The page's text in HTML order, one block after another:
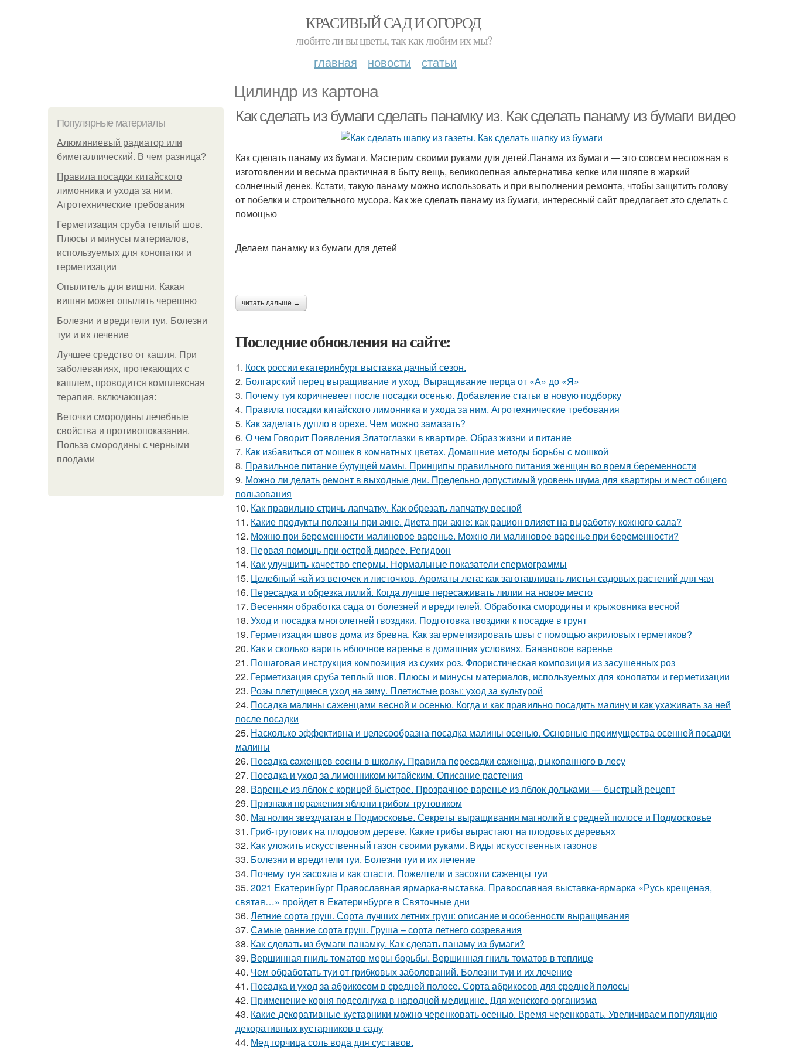
КРАСИВЫЙ САД И ОГОРОД
любите ли вы цветы, так как любим их мы?
главная новости статьи
Цилиндр из картона
Популярные материалы
Алюминиевый радиатор или
биметаллический. В чем разница?
Правила посадки китайского
лимонника и ухода за ним.
Агротехнические требования
Герметизация сруба теплый шов.
Плюсы и минусы материалов,
используемых для конопатки и
герметизации
Опылитель для вишни. Какая
вишня может опылять черешню
Болезни и вредители туи. Болезни
туи и их лечение
Лучшее средство от кашля. При
заболеваниях, протекающих с
кашлем, проводится комплексная
терапия, включающая:
Веточки смородины лечебные
свойства и противопоказания.
Польза смородины с черными
плодами
Как сделать из бумаги сделать панамку из. Как сделать панаму из бумаги видео
Как сделать панаму из бумаги. Мастерим своими руками для детей.Панама из бумаги — это совсем несложная в
изготовлении и весьма практичная в быту вещь, великолепная альтернатива кепке или шляпе в жаркий
солнечный денек. Кстати, такую панаму можно использовать и при выполнении ремонта, чтобы защитить голову
от побелки и строительного мусора. Как же сделать панаму из бумаги, интересный сайт предлагает это сделать с
помощью
Делаем панамку из бумаги для детей
читать дальше →
Последние обновления на сайте:
1. Коск россии екатеринбург выставка дачный сезон.
2. Болгарский перец выращивание и уход. Выращивание перца от «А» до «Я»
3. Почему туя коричневеет после посадки осенью. Добавление статьи в новую подборку
4. Правила посадки китайского лимонника и ухода за ним. Агротехнические требования
5. Как заделать дупло в орехе. Чем можно замазать?
6. О чем Говорит Появления Златоглазки в квартире. Образ жизни и питание
7. Как избавиться от мошек в комнатных цветах. Домашние методы борьбы с мошкой
8. Правильное питание будущей мамы. Принципы правильного питания женщин во время беременности
9. Можно ли делать ремонт в выходные дни. Предельно допустимый уровень шума для квартиры и мест общего
пользования
10. Как правильно стричь лапчатку. Как обрезать лапчатку весной
11. Какие продукты полезны при акне. Диета при акне: как рацион влияет на выработку кожного сала?
12. Можно при беременности малиновое варенье. Можно ли малиновое варенье при беременности?
13. Первая помощь при острой диарее. Регидрон
14. Как улучшить качество спермы. Нормальные показатели спермограммы
15. Целебный чай из веточек и листочков. Ароматы лета: как заготавливать листья садовых растений для чая
16. Пересадка и обрезка лилий. Когда лучше пересаживать лилии на новое место
17. Весенняя обработка сада от болезней и вредителей. Обработка смородины и крыжовника весной
18. Уход и посадка многолетней гвоздики. Подготовка гвоздики к посадке в грунт
19. Герметизация швов дома из бревна. Как загерметизировать швы с помощью акриловых герметиков?
20. Как и сколько варить яблочное варенье в домашних условиях. Банановое варенье
21. Пошаговая инструкция композиция из сухих роз. Флористическая композиция из засушенных роз
22. Герметизация сруба теплый шов. Плюсы и минусы материалов, используемых для конопатки и герметизации
23. Розы плетущиеся уход на зиму. Плетистые розы: уход за культурой
24. Посадка малины саженцами весной и осенью. Когда и как правильно посадить малину и как ухаживать за ней
после посадки
25. Насколько эффективна и целесообразна посадка малины осенью. Основные преимущества осенней посадки
малины
26. Посадка саженцев сосны в школку. Правила пересадки саженца, выкопанного в лесу
27. Посадка и уход за лимонником китайским. Описание растения
28. Варенье из яблок с корицей быстрое. Прозрачное варенье из яблок дольками — быстрый рецепт
29. Признаки поражения яблони грибом трутовиком
30. Магнолия звездчатая в Подмосковье. Секреты выращивания магнолий в средней полосе и Подмосковье
31. Гриб-трутовик на плодовом дереве. Какие грибы вырастают на плодовых деревьях
32. Как уложить искусственный газон своими руками. Виды искусственных газонов
33. Болезни и вредители туи. Болезни туи и их лечение
34. Почему туя засохла и как спасти. Пожелтели и засохли саженцы туи
35. 2021 Екатеринбург Православная ярмарка-выставка. Православная выставка-ярмарка «Русь крещеная,
святая…» пройдет в Екатеринбурге в Святочные дни
36. Летние сорта груш. Сорта лучших летних груш: описание и особенности выращивания
37. Самые ранние сорта груш. Груша – сорта летнего созревания
38. Как сделать из бумаги панамку. Как сделать панаму из бумаги?
39. Вершинная гниль томатов меры борьбы. Вершинная гниль томатов в теплице
40. Чем обработать туи от грибковых заболеваний. Болезни туи и их лечение
41. Посадка и уход за абрикосом в средней полосе. Сорта абрикосов для средней полосы
42. Применение корня подсолнуха в народной медицине. Для женского организма
43. Какие декоративные кустарники можно черенковать осенью. Время черенковать. Увеличиваем популяцию
декоративных кустарников в саду
44. Мед горчица соль вода для суставов.